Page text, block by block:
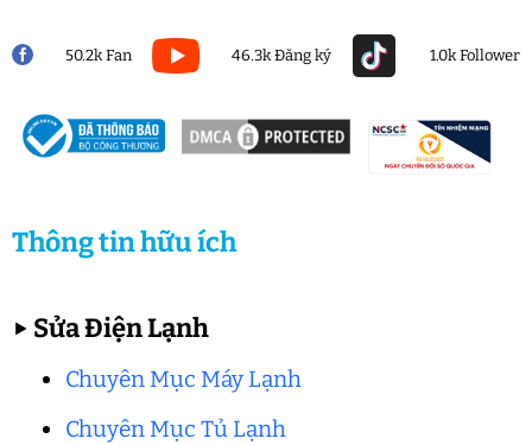
50.2k Fan 46.3k Đăng ký 1.0k Follower
Thông tin hữu ích
▶ Sửa Điện Lạnh
Chuyên Mục Máy Lạnh
Chuyên Mục Tủ Lạnh